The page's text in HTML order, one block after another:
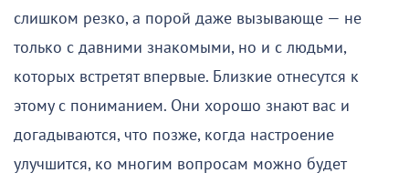
слишком резко, а порой даже вызывающе — не
только с давними знакомыми, но и с людьми,
которых встретят впервые. Близкие отнесутся к
этому с пониманием. Они хорошо знают вас и
догадываются, что позже, когда настроение
улучшится, ко многим вопросам можно будет